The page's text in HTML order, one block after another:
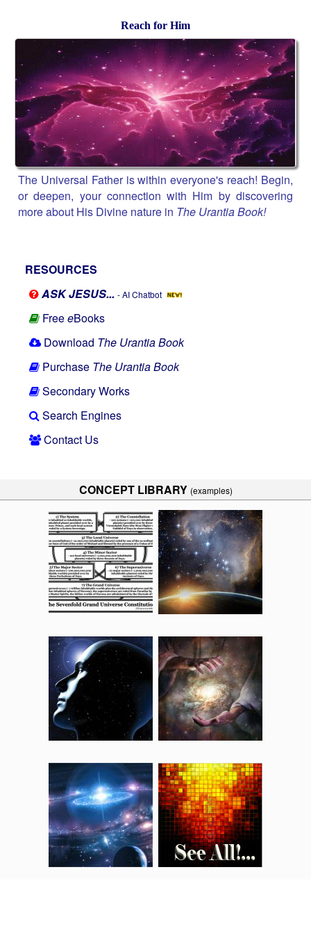
Reach for Him
The Universal Father is within everyone's reach! Begin,
or deepen, your connection with Him by discovering
more about His Divine nature in The Urantia Book!
RESOURCES
ASK JESUS... - AI Chatbot
FreeeBooks
Download The Urantia Book
Purchase The Urantia Book
Secondary Works
Search Engines
Contact Us
CONCEPT LIBRARY (examples)